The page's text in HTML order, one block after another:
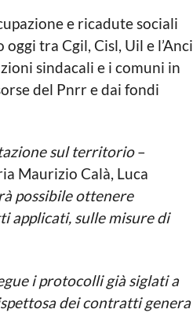
e ricadute sociali
tra Cgil, Cisl, Uil e l’Anci
sindacali e i comuni in
del Pnrr e dai fondi
sul territorio–
Maurizio Calà, Luca
possibile ottenere
applicati, sulle misure di
i protocolli già siglati a
dei contratti genera